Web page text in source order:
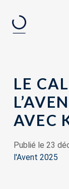
LE
AVEC
Publié le 23
l'Avent 2025